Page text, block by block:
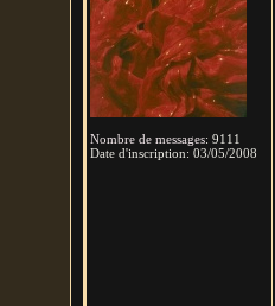
Nombre de messages: 9111
Date d'inscription: 03/05/2008